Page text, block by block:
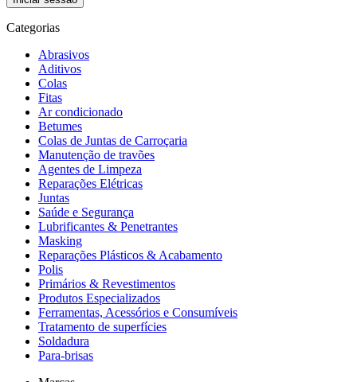
Categorias
Abrasivos
Aditivos
Colas
Fitas
Ar condicionado
Betumes
Colas de Juntas de Carroçaria
Manutenção de travões
Agentes de Limpeza
Reparações Elétricas
Juntas
Saúde e Segurança
Lubrificantes & Penetrantes
Masking
Reparações Plásticos & Acabamento
Polis
Primários & Revestimentos
Produtos Especializados
Ferramentas, Acessórios e Consumíveis
Tratamento de superfícies
Soldadura
Para-brisas